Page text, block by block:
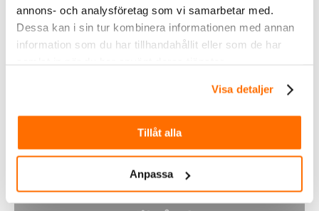
annons- och analysföretag som vi samarbetar med.
Dessa kan i sin tur kombinera informationen med annan
information som du har tillhandahållit eller som de har
Visa detaljer
Tillåt alla
Anpassa
Fordonsbelysning
Köp